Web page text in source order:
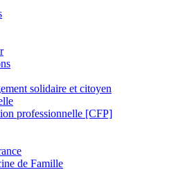
solidaire et citoyen
professionnelle [CFP]
de Famille